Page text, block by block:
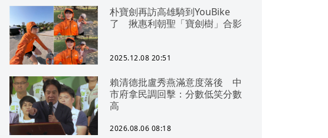
朴寶劍再訪高雄騎到YouBike
了 揪惠利朝聖「寶劍樹」合影
2025.12.08 20:51
賴清德批盧秀燕滿意度落後 中
市府拿民調回擊：分數低笑分數
高
2026.08.06 08:18